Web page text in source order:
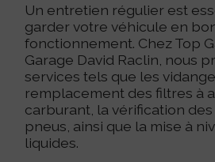
Un entretien régulier est
garder votre véhicule en
fonctionnement. Chez Top
Garage David Raclin, nous
services tels que les
remplacement des filtres à
carburant, la vérification
pneus, ainsi que la mise à
liquides.